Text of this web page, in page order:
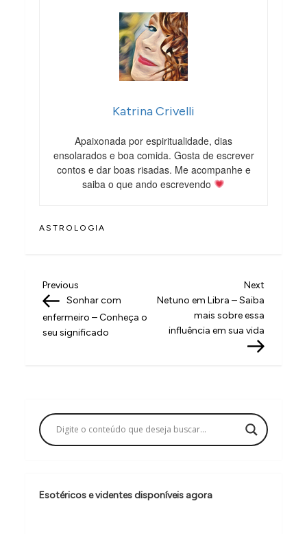
Katrina Crivelli
Apaixonada por espiritualidade, dias
ensolarados e boa comida. Gosta de escrever
contos e dar boas risadas. Me acompanhe e
saiba o que ando escrevendo
ASTROLOGIA
N
a
v
ç
ã
d
Previous
Post
Previous
Sonhar com
enfermeiro – Conheça o
seu significado
Next
Post
Next
Netuno em Libra – Saiba
mais sobre essa
influência em sua vida
Esotéricos e videntes disponíveis agora